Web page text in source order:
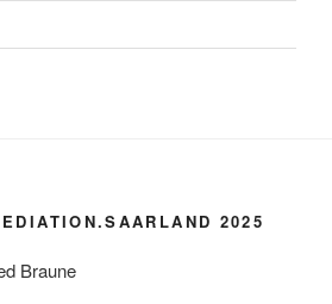
2025
Braune